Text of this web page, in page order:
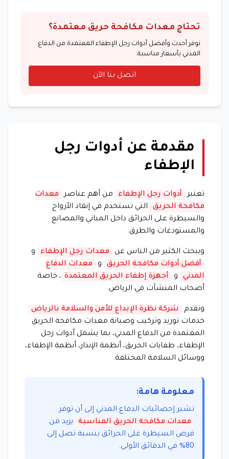
تحتاج معدات مكافحة حريق معتمدة؟
نوفر أحدث وأفضل أدوات رجل الإطفاء المعتمدة من الدفاع
المدني بأسعار مناسبة.
اتصل بنا الآن
مقدمة عن أدوات رجل
الإطفاء
تعتبر أدوات رجل الإطفاء من أهم عناصر
معدات
مكافحة الحريق
التي تستخدم في إنقاذ الأرواح
والسيطرة على الحرائق داخل المباني والمصانع
والمستودعات والطرق.
ويبحث الكثير من الناس عن معدات رجل الإطفاء
و
أفضل أدوات مكافحة الحريق
و
معدات الدفاع
المدني
و أجهزة إطفاء الحريق المعتمدة ، خاصة
أصحاب المنشآت في الرياض.
وتقدم
شركة نظرة الإبداع للأمن والسلامة بالرياض
خدمات توريد وتركيب وصيانة معدات مكافحة الحريق
المعتمدة من الدفاع المدني، بما يشمل أدوات رجل
الإطفاء، طفايات الحريق، أنظمة الإنذار، أنظمة الإطفاء،
ووسائل السلامة المختلفة.
معلومة هامة:
تشير إحصائيات الدفاع المدني إلى أن توفر
معدات مكافحة الحريق المناسبة
يزيد من
فرص السيطرة على الحرائق بنسبة تصل إلى
80% في الدقائق الأولى.